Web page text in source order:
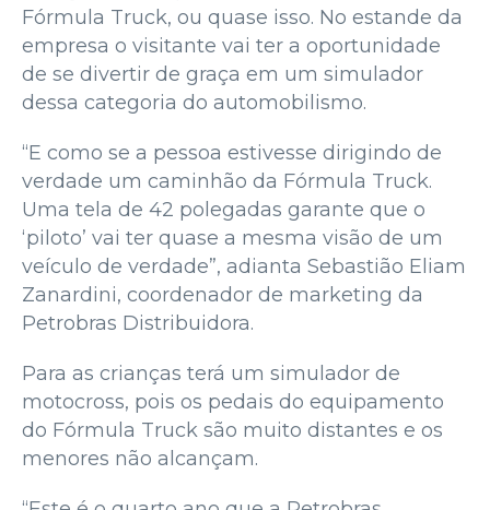
Fórmula Truck, ou quase isso. No estande da
empresa o visitante vai ter a oportunidade
de se divertir de graça em um simulador
dessa categoria do automobilismo.
“E como se a pessoa estivesse dirigindo de
verdade um caminhão da Fórmula Truck.
Uma tela de 42 polegadas garante que o
‘piloto’ vai ter quase a mesma visão de um
veículo de verdade”, adianta Sebastião Eliam
Zanardini, coordenador de marketing da
Petrobras Distribuidora.
Para as crianças terá um simulador de
motocross, pois os pedais do equipamento
do Fórmula Truck são muito distantes e os
menores não alcançam.